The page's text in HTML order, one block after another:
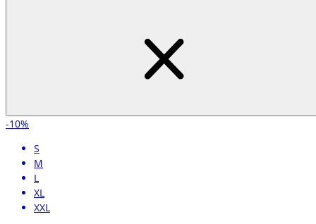
-10%
S
M
L
XL
XXL